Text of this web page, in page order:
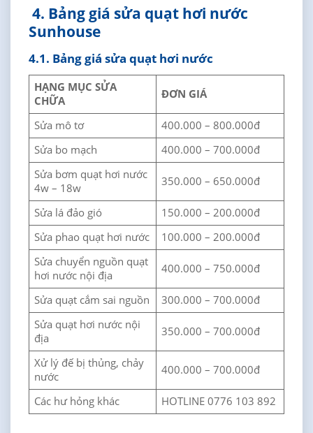
4. Bảng giá sửa quạt hơi nước
Sunhouse
4.1. Bảng giá sửa quạt hơi nước
HẠNG MỤC SỬA
CHỮA
ĐƠN GIÁ
Sửa mô tơ
400.000 – 800.000đ
Sửa bo mạch
400.000 – 700.000đ
Sửa bơm quạt hơi nước
4w – 18w
350.000 – 650.000đ
Sửa lá đảo gió
150.000 – 200.000đ
Sửa phao quạt hơi nước
100.000 – 200.000đ
Sửa chuyển nguồn quạt
hơi nước nội địa
400.000 – 750.000đ
Sửa quạt cắm sai nguồn
300.000 – 700.000đ
Sửa quạt hơi nước nội
địa
350.000 – 700.000đ
Xử lý đế bị thủng, chảy
nước
400.000 – 700.000đ
Các hư hỏng khác HOTLINE 0776 103 892